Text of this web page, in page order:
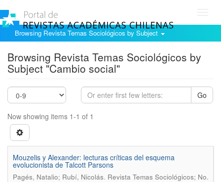
Browsing Revista Temas Sociológicos by Subject
Browsing Revista Temas Sociológicos by
Subject "Cambio social"
Go
Now showing items 1-1 of 1
Mouzelis y Alexander: lecturas crí­ticas del esquema
evolucionista de Talcott Parsons
Pagés, Natalio; Rubí­, Nicolás. Revista Temas Sociológicos; No.